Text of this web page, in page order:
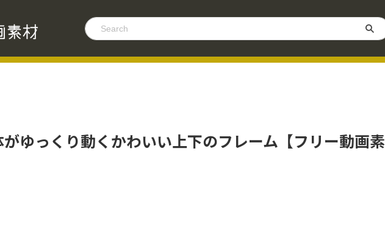
がゆっくり動くかわいい上下のフレーム【フリー動画素